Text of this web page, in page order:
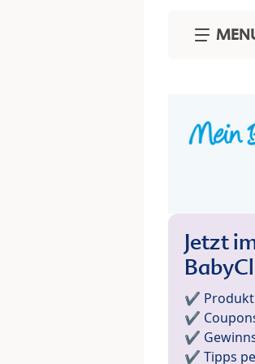
Jetzt
✔️
✔️
✔️
✔️ Tipps